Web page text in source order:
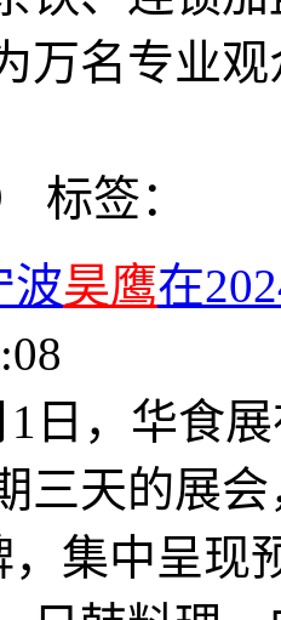
万名专业
标签：
波昊鹰在
1日，华食
三天的展
，集中呈现